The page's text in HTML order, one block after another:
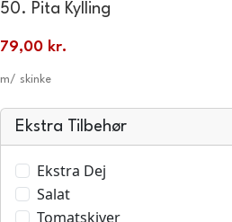
50. Pita Kylling
79,00 kr.
m/ skinke